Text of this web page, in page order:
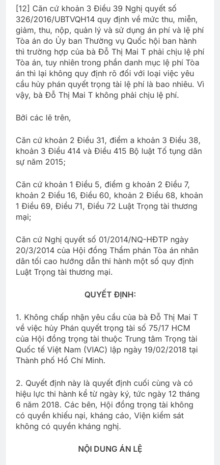
[12] Căn cứ khoản 3 Điều 39 Nghị quyết số
326/2016/UBTVQH14 quy định về mức thu, miễn,
giảm, thu, nộp, quản lý và sử dụng án phí và lệ phí
Tòa án do Ủy ban Thường vụ Quốc hội ban hành
thì trường hợp của bà Đỗ Thị Mai T phải chịu lệ phí
Tòa án, tuy nhiên trong phần danh mục lệ phí Tòa
án thì lại không quy định rõ đối với loại việc yêu
cầu hủy phán quyết trọng tài lệ phí là bao nhiêu. Vì
vậy, bà Đỗ Thị Mai T không phải chịu lệ phí.
Bởi các lẽ trên,
Căn cứ khoản 2 Điều 31, điểm a khoản 3 Điều 38,
khoản 3 Điều 414 và Điều 415 Bộ luật Tố tụng dân
sự năm 2015;
Căn cứ khoản 1 Điều 5, điểm g khoản 2 Điều 7,
khoản 2 Điều 16, Điều 60, khoản 2 Điều 68, khoản
1 Điều 69, Điều 71, Điều 72 Luật Trọng tài thương
mại;
Căn cứ Nghị quyết số 01/2014/NQ-HĐTP ngày
20/3/2014 của Hội đồng Thẩm phán Tòa án nhân
dân tối cao hướng dẫn thi hành một số quy định
Luật Trọng tài thương mại.
QUYẾT ĐỊNH:
1. Không chấp nhận yêu cầu của bà Đỗ Thị Mai T
về việc hủy Phán quyết trọng tài số 75/17 HCM
của Hội đồng trọng tài thuộc Trung tâm Trọng tài
Quốc tế Việt Nam (VIAC) lập ngày 19/02/2018 tại
Thành phố Hồ Chí Minh.
2. Quyết định này là quyết định cuối cùng và có
hiệu lực thi hành kể từ ngày ký, tức ngày 12 tháng
6 năm 2018. Các bên, Hội đồng trọng tài không
có quyền khiếu nại, kháng cáo, Viện kiểm sát
không có quyền kháng nghị.
NỘI DUNG ÁN LỆ